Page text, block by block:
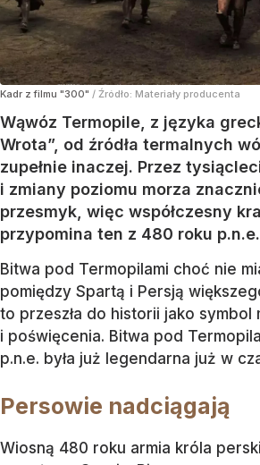
Kadr z filmu "300" / Źródło: Materiały producenta
Wąwóz Termopile, z języka
Wrota”, od źródła termalnych
zupełnie inaczej. Przez
i zmiany poziomu morza
przesmyk, więc współczesny
przypomina ten z 480 roku p.n.e.
Bitwa pod Termopilami choć nie
pomiędzy Spartą i Persją
to przeszła do historii jako symbol
i poświęcenia. Bitwa pod
p.n.e. była już legendarna już w
Persowie nadciągają
Wiosną 480 roku armia króla